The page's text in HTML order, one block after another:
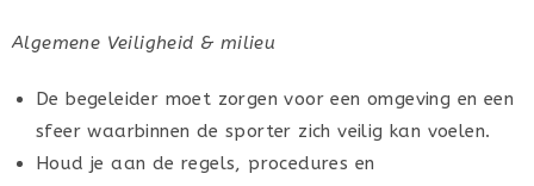
Algemene Veiligheid & milieu
De begeleider moet zorgen voor een omgeving en een
sfeer waarbinnen de sporter zich veilig kan voelen.
Houd je aan de regels, procedures en